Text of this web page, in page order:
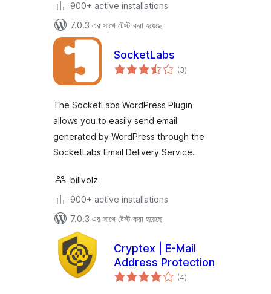
900+ active installations
7.0.3 এর সাথে টেস্ট করা হয়েছে
SocketLabs
(3total
ratings
)
The SocketLabs WordPress Plugin
allows you to easily send email
generated by WordPress through the
SocketLabs Email Delivery Service.
billvolz
900+ active installations
7.0.3 এর সাথে টেস্ট করা হয়েছে
Cryptex | E-Mail
Address Protection
(4total
ratings
)